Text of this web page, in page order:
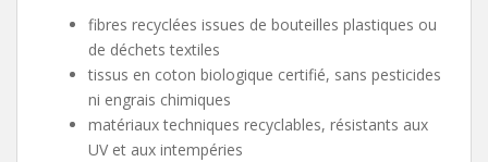
fibres recyclées issues de bouteilles plastiques ou
de déchets textiles
tissus en coton biologique certifié, sans pesticides
ni engrais chimiques
matériaux techniques recyclables, résistants aux
UV et aux intempéries